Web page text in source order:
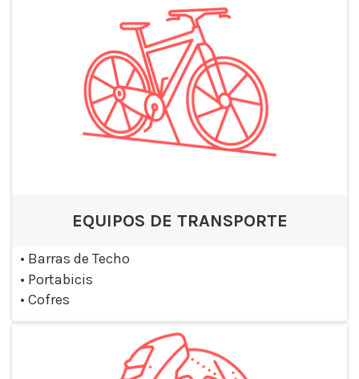
EQUIPOS DE TRANSPORTE
• Barras de Techo
• Portabicis
• Cofres